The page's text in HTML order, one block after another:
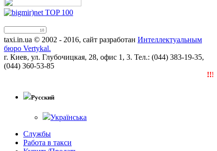
taxi.in.ua © 2002 - 2016, сайт разработан Интеллектуальным
бюро Vertykal.
г. Киев, ул. Глубочицкая, 28, офис 1, 3. Тел.: (044) 383-19-35,
(044) 360-53-85
Русский
Українська
Службы
Работа в такси